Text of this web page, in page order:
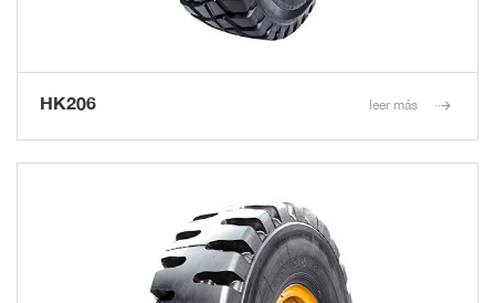
HK206 leer más